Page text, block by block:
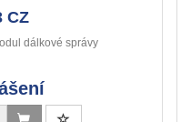
CZ
dálkové správy